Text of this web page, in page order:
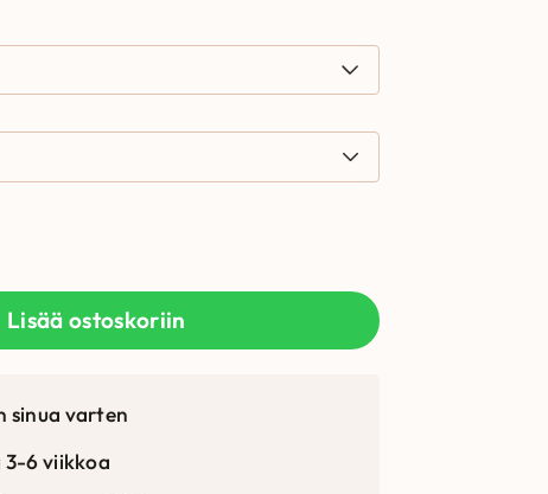
Lisää ostoskoriin
sinua varten
3-6 viikkoa